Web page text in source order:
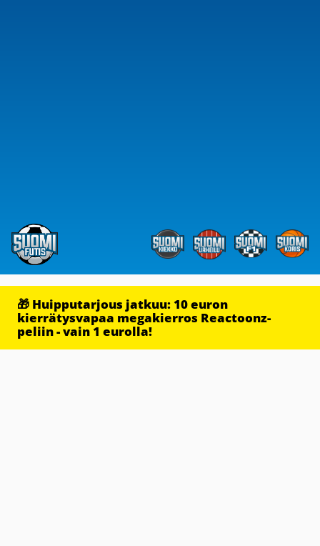
🎁 Huipputarjous jatkuu: 10 euron
kierrätysvapaa megakierros Reactoonz-
peliin - vain 1 eurolla!